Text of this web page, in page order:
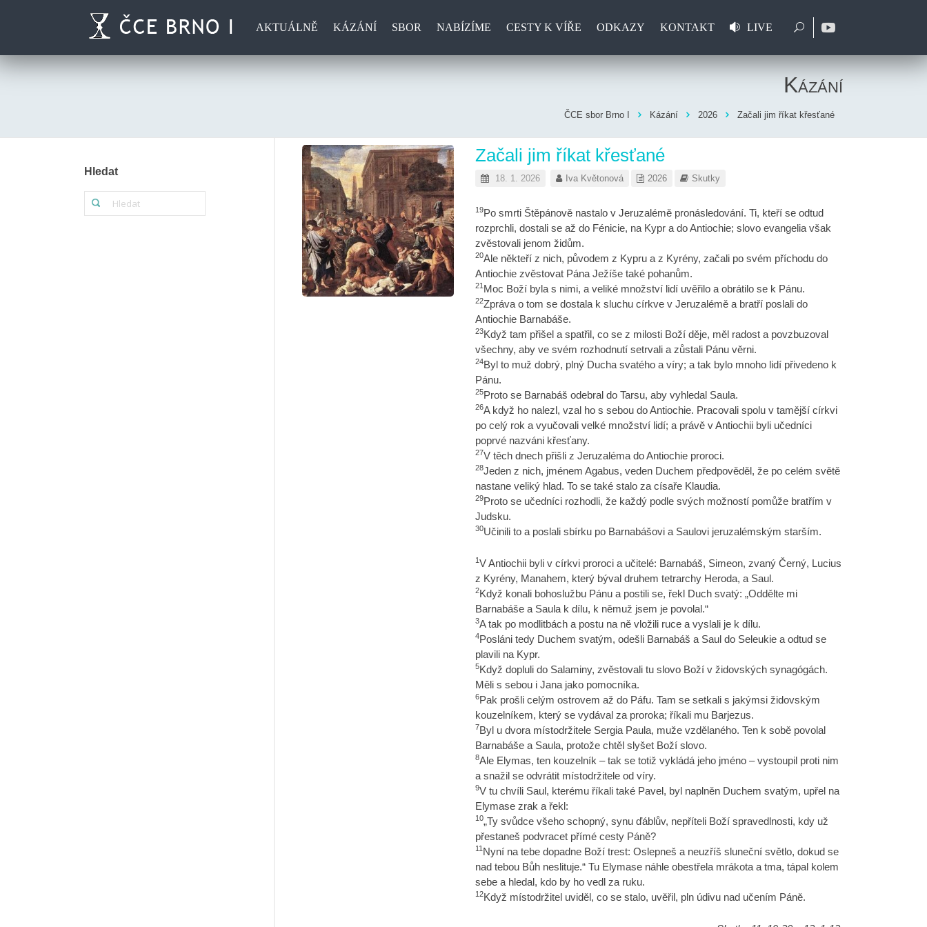
AKTUÁLNĚ KÁZÁNÍ SBOR NABÍZÍME CESTY K VÍŘE ODKAZY KONTAKT LIVE
Kázání
ČCE sbor Brno I Kázání 2026 Začali jim říkat křesťané
Začali jim říkat křesťané
18. 1. 2026 Iva Květonová 2026 Skutky
19Po smrti Štěpánově nastalo v Jeruzalémě pronásledování. Ti, kteří se odtud
rozprchli, dostali se až do Fénicie, na Kypr a do Antiochie; slovo evangelia však
zvěstovali jenom židům.
20Ale někteří z nich, původem z Kypru a z Kyrény, začali po svém příchodu do
Antiochie zvěstovat Pána Ježíše také pohanům.
21Moc Boží byla s nimi, a veliké množství lidí uvěřilo a obrátilo se k Pánu.
22Zpráva o tom se dostala k sluchu církve v Jeruzalémě a bratří poslali do
Antiochie Barnabáše.
23Když tam přišel a spatřil, co se z milosti Boží děje, měl radost a povzbuzoval
všechny, aby ve svém rozhodnutí setrvali a zůstali Pánu věrni.
24Byl to muž dobrý, plný Ducha svatého a víry; a tak bylo mnoho lidí přivedeno k
Pánu.
25Proto se Barnabáš odebral do Tarsu, aby vyhledal Saula.
26A když ho nalezl, vzal ho s sebou do Antiochie. Pracovali spolu v tamější církvi
po celý rok a vyučovali velké množství lidí; a právě v Antiochii byli učedníci
poprvé nazváni křesťany.
27V těch dnech přišli z Jeruzaléma do Antiochie proroci.
28Jeden z nich, jménem Agabus, veden Duchem předpověděl, že po celém světě
nastane veliký hlad. To se také stalo za císaře Klaudia.
29Proto se učedníci rozhodli, že každý podle svých možností pomůže bratřím v
Judsku.
30Učinili to a poslali sbírku po Barnabášovi a Saulovi jeruzalémským starším.
1V Antiochii byli v církvi proroci a učitelé: Barnabáš, Simeon, zvaný Černý, Lucius
z Kyrény, Manahem, který býval druhem tetrarchy Heroda, a Saul.
2Když konali bohoslužbu Pánu a postili se, řekl Duch svatý: „Oddělte mi
Barnabáše a Saula k dílu, k němuž jsem je povolal.“
3A tak po modlitbách a postu na ně vložili ruce a vyslali je k dílu.
4Posláni tedy Duchem svatým, odešli Barnabáš a Saul do Seleukie a odtud se
plavili na Kypr.
5Když dopluli do Salaminy, zvěstovali tu slovo Boží v židovských synagógách.
Měli s sebou i Jana jako pomocníka.
6Pak prošli celým ostrovem až do Páfu. Tam se setkali s jakýmsi židovským
kouzelníkem, který se vydával za proroka; říkali mu Barjezus.
7Byl u dvora místodržitele Sergia Paula, muže vzdělaného. Ten k sobě povolal
Barnabáše a Saula, protože chtěl slyšet Boží slovo.
8Ale Elymas, ten kouzelník – tak se totiž vykládá jeho jméno – vystoupil proti nim
a snažil se odvrátit místodržitele od víry.
9V tu chvíli Saul, kterému říkali také Pavel, byl naplněn Duchem svatým, upřel na
Elymase zrak a řekl:
10„Ty svůdce všeho schopný, synu ďáblův, nepříteli Boží spravedlnosti, kdy už
přestaneš podvracet přímé cesty Páně?
11Nyní na tebe dopadne Boží trest: Oslepneš a neuzříš sluneční světlo, dokud se
nad tebou Bůh neslituje.“ Tu Elymase náhle obestřela mrákota a tma, tápal kolem
sebe a hledal, kdo by ho vedl za ruku.
12Když místodržitel uviděl, co se stalo, uvěřil, pln údivu nad učením Páně.
Hledat